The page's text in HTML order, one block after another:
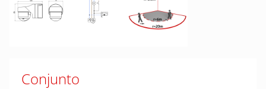
Conjunto